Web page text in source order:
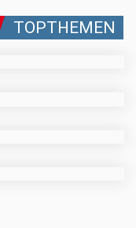
TOPTHEMEN